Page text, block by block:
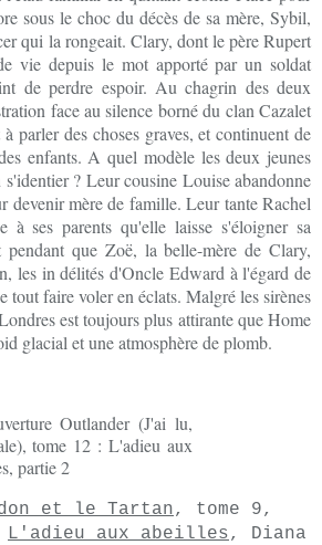
sous le choc du décès de sa mère, Sybil,
qui la rongeait. Clary, dont le père Rupert
vie depuis le mot apporté par un soldat
de perdre espoir. Au chagrin des deux
face au silence borné du clan Cazalet
parler des choses graves, et continuent de
enfants. A quel modèle les deux jeunes
? Leur cousine Louise abandonne
devenir mère de famille. Leur tante Rachel
à ses parents qu'elle laisse s'éloigner sa
pendant que Zoë, la belle-mère de Clary,
les in délités d'Oncle Edward à l'égard de
tout faire voler en éclats. Malgré les sirènes
est toujours plus attirante que Home
glacial et une atmosphère de plomb.
et le Tartan, tome 9,
L'adieu aux abeilles, Diana